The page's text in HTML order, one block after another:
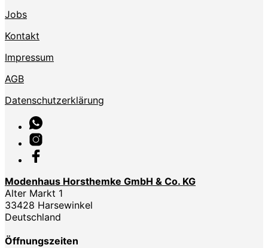
Jobs
Kontakt
Impressum
AGB
Datenschutzerklärung
Modenhaus Horsthemke GmbH & Co. KG
Alter Markt 1
33428 Harsewinkel
Deutschland
Öffnungszeiten